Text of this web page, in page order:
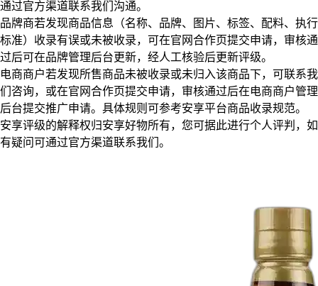
通过官方渠道联系我们沟通。
品牌商若发现商品信息（名称、品牌、图片、标签、配料、执行
标准）收录有误或未被收录，可在官网合作页提交申请，审核通
过后可在品牌管理后台更新，经人工核验后更新评级。
电商商户若发现所售商品未被收录或未归入该商品下，可联系我
们咨询，或在官网合作页提交申请，审核通过后在电商商户管理
后台提交推广申请。具体规则可参考安享平台商品收录规范。
安享评级的解释权归安享好物所有，您可据此进行个人评判，如
有疑问可通过官方渠道联系我们。